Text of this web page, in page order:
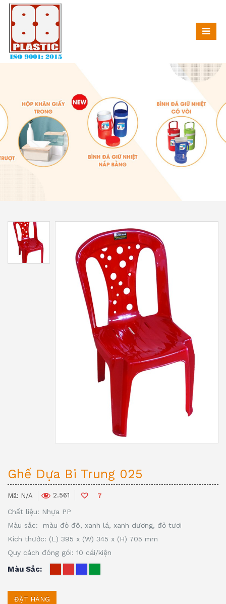
Ghế Dựa Bi Trung 025
Mã: N/A 2.561 7
Chất liệu: Nhựa PP
Màu sắc: màu đỏ đô, xanh lá, xanh dương, đỏ tươi
Kích thước: (L) 395 x (W) 345 x (H) 705 mm
Quy cách đóng gói: 10 cái/kiện
Màu Sắc
ĐẶT HÀNG